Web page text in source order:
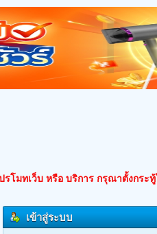
โมทเว็บ หรือ บริการ กรุณาตั้งกระ
เข้าสู่ระบบ